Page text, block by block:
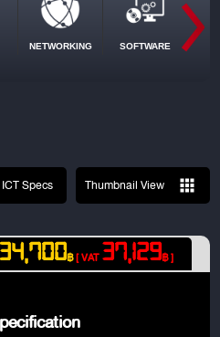
NETWORKING SOFTWARE
ICT Specs Thumbnail View
34,700฿[ VAT37,129฿ ]